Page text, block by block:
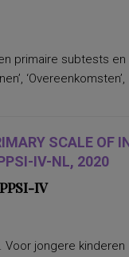
primaire subtests
SCALE OF
IV-NL, 2020
IV
Voor jongere